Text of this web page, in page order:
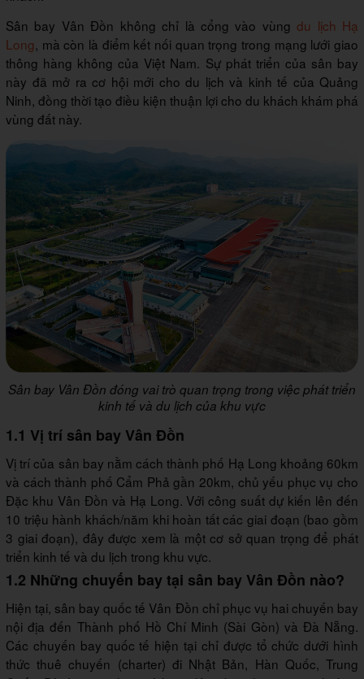
Sân bay Vân Đồn không chỉ là cổng vào vùngdu lịch Hạ
Long, mà còn là điểm kết nối quan trọng trong mạng lưới giao
thông hàng không của Việt Nam. Sự phát triển của sân bay
này đã mở ra cơ hội mới cho du lịch và kinh tế của Quảng
Ninh, đồng thời tạo điều kiện thuận lợi cho du khách khám phá
vùng đất này.
Sân bay Vân Đồn đóng vai trò quan trọng trong việc phát triển
kinh tế và du lịch của khu vực
1.1 Vị trí sân bay Vân Đồn
Vị trí của sân bay nằm cách thành phố Hạ Long khoảng 60km
và cách thành phố Cẩm Phả gần 20km, chủ yếu phục vụ cho
Đặc khu Vân Đồn và Hạ Long. Với công suất dự kiến lên đến
10 triệu hành khách/năm khi hoàn tất các giai đoạn (bao gồm
3 giai đoạn), đây được xem là một cơ sở quan trọng để phát
triển kinh tế và du lịch trong khu vực.
1.2 Những chuyến bay tại sân bay Vân Đồn nào?
Hiện tại, sân bay quốc tế Vân Đồn chỉ phục vụ hai chuyến bay
nội địa đến Thành phố Hồ Chí Minh (Sài Gòn) và Đà Nẵng.
Các chuyến bay quốc tế hiện tại chỉ được tổ chức dưới hình
thức thuê chuyến (charter) đi Nhật Bản, Hàn Quốc, Trung